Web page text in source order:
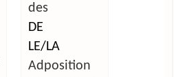
des
DE
LE/LA
Adposition